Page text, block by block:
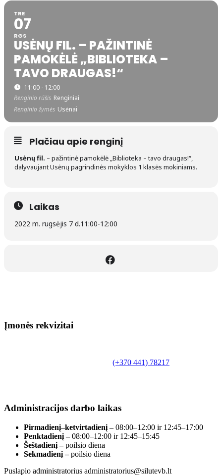
TRE
07
RGS
USĖNŲ FIL. – PAŽINTINĖ
PAMOKĖLĖ „BIBLIOTEKA –
TAVO DRAUGAS!“
11:00 - 12:00
Renginio rūšis Renginiai
Renginio žymės Usėnai
Plačiau apie renginį
Usėnų fil. – pažintinė pamokėlė „Biblioteka – tavo draugas!“,
dalyvaujant Usėnų pagrindinės mokyklos 1 klasės mokiniams.
Laikas
2022 m. rugsėjis 7 d.11:00-12:00
Įmonės rekvizitai
(+370 441) 78217
Administracijos darbo laikas
Pirmadienį–ketvirtadienį –08:00–12:00 ir 12:45–17:00
Penktadienį –08:00–12:00 ir 12:45–15:45
Šeštadienį –poilsio diena
Sekmadienį –poilsio diena
Puslapio administratorius administratorius@silutevb.lt